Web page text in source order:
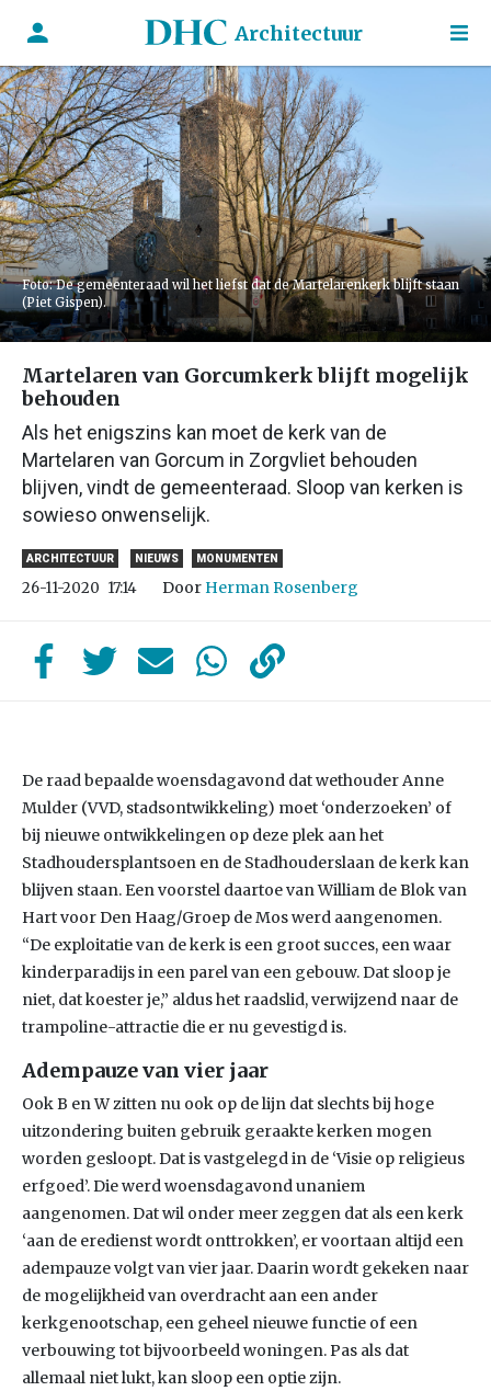
Architectuur
Foto: De gemeenteraad wil het liefst dat de Martelarenkerk blijft staan
(Piet Gispen).
Martelaren van Gorcumkerk blijft mogelijk
behouden
Als het enigszins kan moet de kerk van de
Martelaren van Gorcum in Zorgvliet behouden
blijven, vindt de gemeenteraad. Sloop van kerken is
sowieso onwenselijk.
ARCHITECTUUR NIEUWS MONUMENTEN
26-11-2020 17:14 Door Herman Rosenberg
De raad bepaalde woensdagavond dat wethouder Anne
Mulder (VVD, stadsontwikkeling) moet ‘onderzoeken’ of
bij nieuwe ontwikkelingen op deze plek aan het
Stadhoudersplantsoen en de Stadhouderslaan de kerk kan
blijven staan. Een voorstel daartoe van William de Blok van
Hart voor Den Haag/Groep de Mos werd aangenomen.
“De exploitatie van de kerk is een groot succes, een waar
kinderparadijs in een parel van een gebouw. Dat sloop je
niet, dat koester je,” aldus het raadslid, verwijzend naar de
trampoline-attractie die er nu gevestigd is.
Adempauze van vier jaar
Ook B en W zitten nu ook op de lijn dat slechts bij hoge
uitzondering buiten gebruik geraakte kerken mogen
worden gesloopt. Dat is vastgelegd in de ‘Visie op religieus
erfgoed’. Die werd woensdagavond unaniem
aangenomen. Dat wil onder meer zeggen dat als een kerk
‘aan de eredienst wordt onttrokken’, er voortaan altijd een
adempauze volgt van vier jaar. Daarin wordt gekeken naar
de mogelijkheid van overdracht aan een ander
kerkgenootschap, een geheel nieuwe functie of een
verbouwing tot bijvoorbeeld woningen. Pas als dat
allemaal niet lukt, kan sloop een optie zijn.